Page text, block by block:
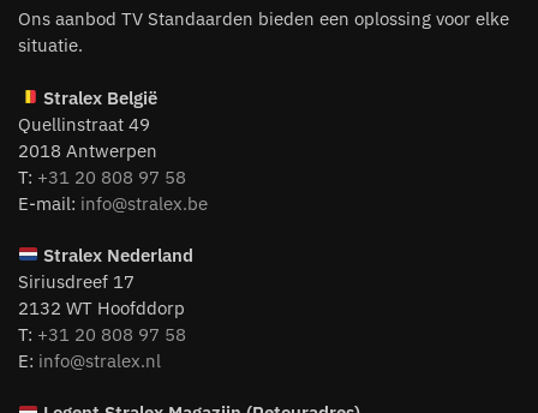
Ons aanbod TV Standaarden bieden een oplossing voor elke
situatie.
Stralex België
Quellinstraat 49
2018 Antwerpen
T: +31 20 808 97 58
E-mail: info@stralex.be
Stralex Nederland
Siriusdreef 17
2132 WT Hoofddorp
T: +31 20 808 97 58
E: info@stralex.nl